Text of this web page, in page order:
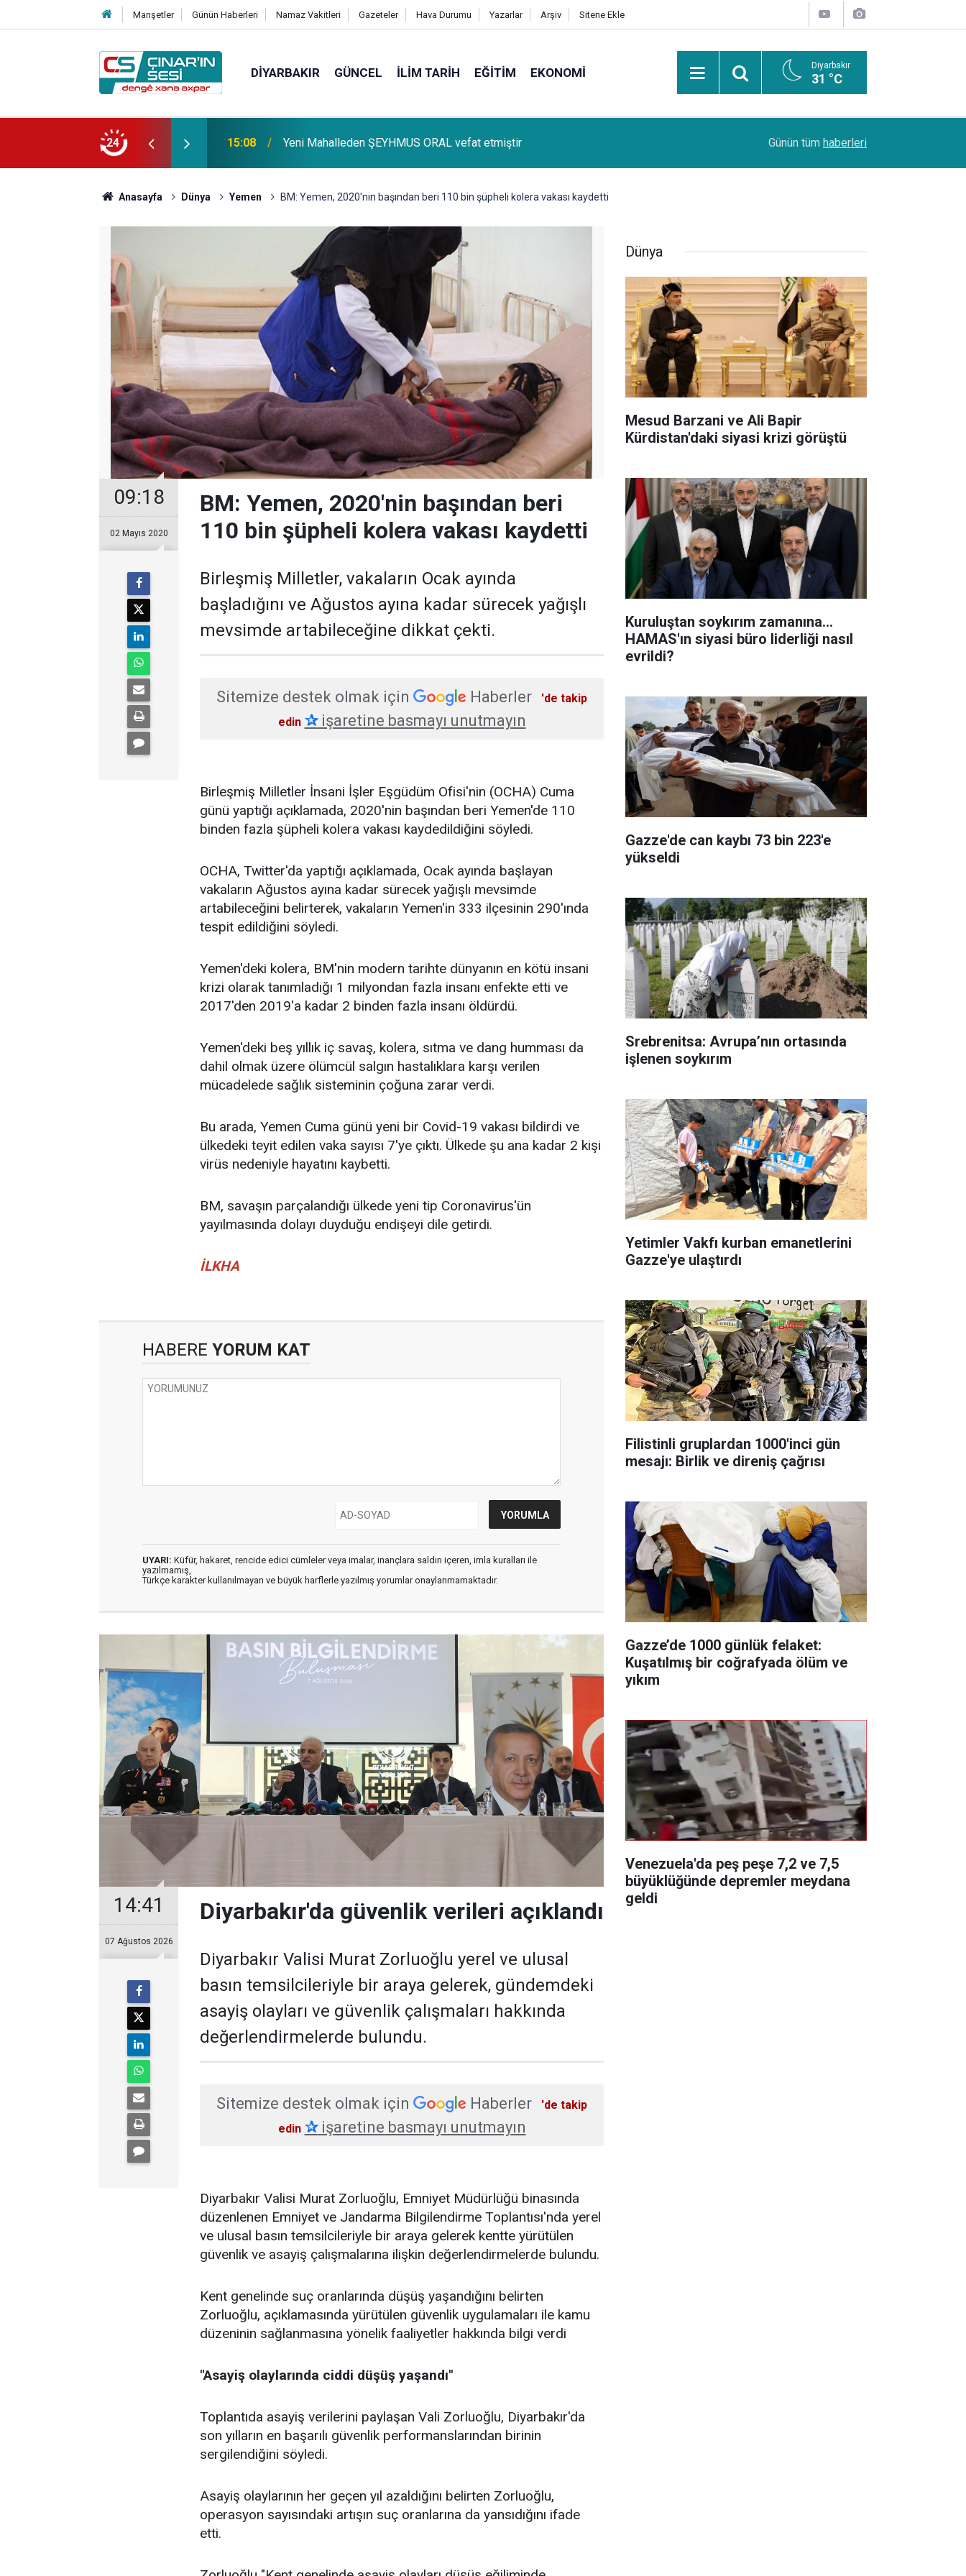
Manşetler Günün Haberleri Namaz Vakitleri Gazeteler Hava Durumu Yazarlar Arşiv Sitene Ekle
DIYARBAKIR GÜNCEL İLIM TARIH EĞITIM EKONOMI Diyarbakır
31 °C
24 14:51 Çınar ilçemize bağlı Kûrik Köyünden MEYRİ GÜL vefat etmiştir
kanserlerine de yol açabilir
Günün tüm haberleri
Anasayfa Dünya Yemen BM: Yemen, 2020'nin başından beri 110 bin şüpheli kolera vakası kaydetti
09:18
02 Mayıs 2020
BM: Yemen, 2020'nin başından beri
110 bin şüpheli kolera vakası kaydetti
​Birleşmiş Milletler, vakaların Ocak ayında
başladığını ve Ağustos ayına kadar sürecek yağışlı
mevsimde artabileceğine dikkat çekti.
Sitemize destek olmak için Haberler
'de takip
edin ✰işaretine basmayı unutmayın
Birleşmiş Milletler İnsani İşler Eşgüdüm Ofisi'nin (OCHA) Cuma
günü yaptığı açıklamada, 2020'nin başından beri Yemen'de 110
binden fazla şüpheli kolera vakası kaydedildiğini söyledi.
OCHA, Twitter'da yaptığı açıklamada, Ocak ayında başlayan
vakaların Ağustos ayına kadar sürecek yağışlı mevsimde
artabileceğini belirterek, vakaların Yemen'in 333 ilçesinin 290'ında
tespit edildiğini söyledi.
Yemen'deki kolera, BM'nin modern tarihte dünyanın en kötü insani
krizi olarak tanımladığı 1 milyondan fazla insanı enfekte etti ve
2017'den 2019'a kadar 2 binden fazla insanı öldürdü.
Yemen'deki beş yıllık iç savaş, kolera, sıtma ve dang humması da
dahil olmak üzere ölümcül salgın hastalıklara karşı verilen
mücadelede sağlık sisteminin çoğuna zarar verdi.
Bu arada, Yemen Cuma günü yeni bir Covid-19 vakası bildirdi ve
ülkedeki teyit edilen vaka sayısı 7'ye çıktı. Ülkede şu ana kadar 2 kişi
virüs nedeniyle hayatını kaybetti.
BM, savaşın parçalandığı ülkede yeni tip Coronavirus'ün
yayılmasında dolayı duyduğu endişeyi dile getirdi.
İLKHA
HABERE YORUM KAT
UYARI: Küfür, hakaret, rencide edici cümleler veya imalar, inançlara saldırı içeren, imla kuralları ile
yazılmamış,
Türkçe karakter kullanılmayan ve büyük harflerle yazılmış yorumlar onaylanmamaktadır.
14:41
07 Ağustos 2026
Diyarbakır'da güvenlik verileri açıklandı
Diyarbakır Valisi Murat Zorluoğlu yerel ve ulusal
basın temsilcileriyle bir araya gelerek, gündemdeki
asayiş olayları ve güvenlik çalışmaları hakkında
değerlendirmelerde bulundu.
Sitemize destek olmak için Haberler
'de takip
edin ✰işaretine basmayı unutmayın
Diyarbakır Valisi Murat Zorluoğlu, Emniyet Müdürlüğü binasında
düzenlenen Emniyet ve Jandarma Bilgilendirme Toplantısı'nda yerel
ve ulusal basın temsilcileriyle bir araya gelerek kentte yürütülen
güvenlik ve asayiş çalışmalarına ilişkin değerlendirmelerde bulundu.
Kent genelinde suç oranlarında düşüş yaşandığını belirten
Zorluoğlu, açıklamasında yürütülen güvenlik uygulamaları ile kamu
düzeninin sağlanmasına yönelik faaliyetler hakkında bilgi verdi
"Asayiş olaylarında ciddi düşüş yaşandı"
Toplantıda asayiş verilerini paylaşan Vali Zorluoğlu, Diyarbakır'da
son yılların en başarılı güvenlik performanslarından birinin
sergilendiğini söyledi.
Asayiş olaylarının her geçen yıl azaldığını belirten Zorluoğlu,
operasyon sayısındaki artışın suç oranlarına da yansıdığını ifade
etti.
Dünya
Mesud Barzani ve Ali Bapir
Kürdistan'daki siyasi krizi görüştü
Kuruluştan soykırım zamanına...
HAMAS'ın siyasi büro liderliği nasıl
evrildi?
Gazze'de can kaybı 73 bin 223'e
yükseldi
Srebrenitsa: Avrupa’nın ortasında
işlenen soykırım
Yetimler Vakfı kurban emanetlerini
Gazze'ye ulaştırdı
Filistinli gruplardan 1000'inci gün
mesajı: Birlik ve direniş çağrısı
Gazze’de 1000 günlük felaket:
Kuşatılmış bir coğrafyada ölüm ve
yıkım
Venezuela'da peş peşe 7,2 ve 7,5
büyüklüğünde depremler meydana
geldi